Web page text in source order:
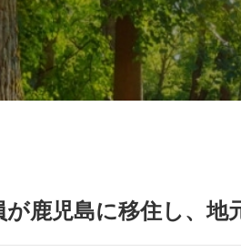
が⿅児島に移住し、